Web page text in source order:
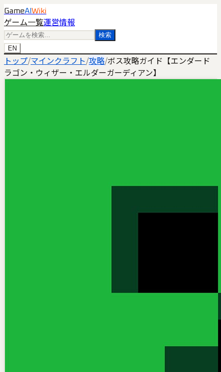
GameAI Wiki
ゲーム一覧運営情報
検索
EN
トップ/マインクラフト/攻略/ボス攻略ガイド【エンダード
ラゴン・ウィザー・エルダーガーディアン】